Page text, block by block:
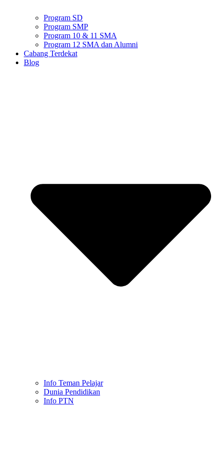
Program SD
Program SMP
Program 10 & 11 SMA
Program 12 SMA dan Alumni
Cabang Terdekat
Blog
Info Teman Pelajar
Dunia Pendidikan
Info PTN